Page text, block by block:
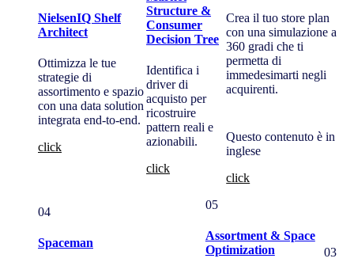
NielsenIQ Shelf
Architect
Ottimizza le tue
strategie di
assortimento e spazio
con una data solution
integrata end-to-end.
click
Structure &
Consumer
Decision Tree
Identifica i
driver di
acquisto per
ricostruire
pattern reali e
azionabili.
click
Crea il tuo store plan
con una simulazione a
360 gradi che ti
permetta di
immedesimarti negli
acquirenti.
Questo contenuto è in
inglese
click
04
Spaceman
05
Assortment & Space
Optimization
03